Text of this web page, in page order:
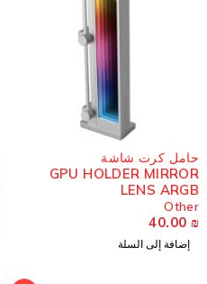
حامل كرت شاشة
GPU HOLDER MIRROR
LENS ARGB
Other
40.00
إضافة إلى السلة